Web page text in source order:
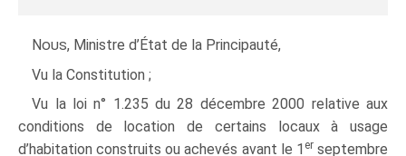
Nous, Ministre d’État de la Principauté,
Vu la Constitution ;
Vu la loi n° 1.235 du 28 décembre 2000 relative aux
conditions de location de certains locaux à usage
d’habitation construits ou achevés avant le 1 erseptembre